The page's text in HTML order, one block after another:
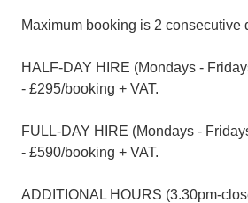
Maximum booking is 2 consecutive
HALF-DAY HIRE (Mondays -
- £295/booking + VAT.
FULL-DAY HIRE (Mondays -
- £590/booking + VAT.
ADDITIONAL HOURS (3.30pm-